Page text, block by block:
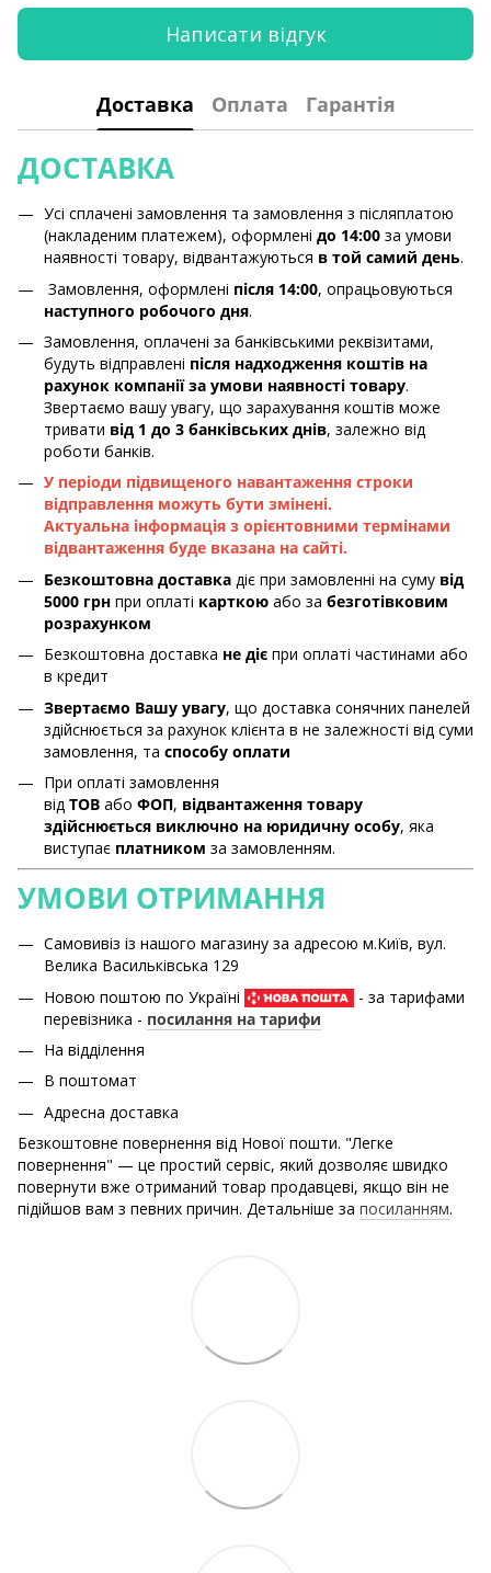
Написати відгук
Доставка Оплата Гарантія
ДОСТАВКА
Усі сплачені замовлення та замовлення з післяплатою
(накладеним платежем), оформлені до 14:00 за умови
наявності товару, відвантажуються в той самий день.
Замовлення, оформлені після 14:00, опрацьовуються
наступного робочого дня.
Замовлення, оплачені за банківськими реквізитами,
будуть відправлені після надходження коштів на
рахунок компанії за умови наявності товару.
Звертаємо вашу увагу, що зарахування коштів може
тривати від 1 до 3 банківських днів, залежно від
роботи банків.
У періоди підвищеного навантаження строки
відправлення можуть бути змінені.
Актуальна інформація з орієнтовними термінами
відвантаження буде вказана на сайті.
Безкоштовна доставка діє при замовленні на суму від
5000 грн при оплаті карткою або за безготівковим
розрахунком
Безкоштовна доставка не діє при оплаті частинами або
в кредит
Звертаємо Вашу увагу, що доставка сонячних панелей
здійснюється за рахунок клієнта в не залежності від суми
замовлення, та способу оплати
При оплаті замовлення
від ТОВ або ФОП, відвантаження товару
здійснюється виключно на юридичну особу, яка
виступає платником за замовленням.
УМОВИ ОТРИМАННЯ
Самовивіз із нашого магазину за адресою м.Київ, вул.
Велика Васильківська 129
Новою поштою по Україні
- за тарифами
перевізника - посилання на тарифи
На відділення
В поштомат
Адресна доставка
Безкоштовне повернення від Нової пошти. "Легке
повернення" — це простий сервіс, який дозволяє швидко
повернути вже отриманий товар продавцеві, якщо він не
підійшов вам з певних причин. Детальніше за посиланням.